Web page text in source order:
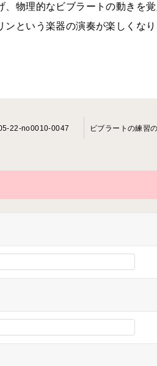
、物理的なビブラートの動きを
という楽器の演奏が楽しくな
22-no0010-0047